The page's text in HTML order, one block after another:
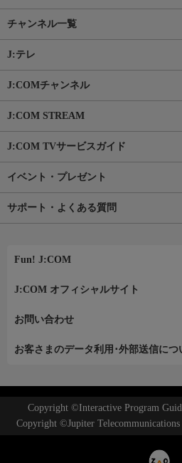
チャンネル一覧
J:テレ
J:COMチャンネル
J:COM STREAM
J:COM TVサービスガイド
イベント・プレゼント
サポート・よくある質問
Fun! J:COM
J:COM オフィシャルサイト
お問い合わせ
お客さまのデータ利用･外部送信につ
Copyright ©Interactive Program
Copyright ©Jupiter